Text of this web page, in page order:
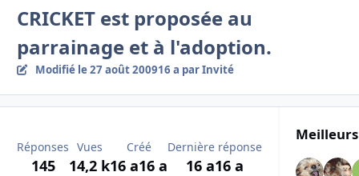
CRICKET est proposée au
parrainage et à l'adoption.
Modifié le 27 août 200916 a par Invité
Réponses
145
Vues
14,2 k
Créé
16 a16 a
Dernière réponse
16 a16 a